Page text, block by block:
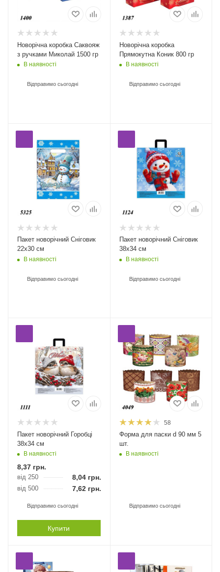
Новорічна коробка Саквояж
з ручками Миколай 1500 гр
В наявності
Відправимо сьогодні
Новорічна коробка
Прямокутна Коник 800 гр
В наявності
Відправимо сьогодні
Пакет новорічний Сніговик
22х30 см
В наявності
Відправимо сьогодні
Пакет новорічний Сніговик
38х34 см
В наявності
Відправимо сьогодні
Пакет новорічний Горобці
38х34 см
В наявності
8,37 грн.
від 250 8,04грн.
від 500 7,62грн.
Відправимо сьогодні
Купити
58
Форма для паски d 90 мм 5
шт.
В наявності
Відправимо сьогодні